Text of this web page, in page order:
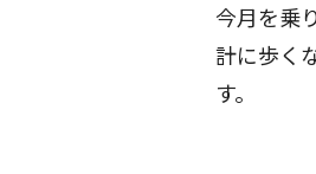
今月を乗
計に歩く
す。